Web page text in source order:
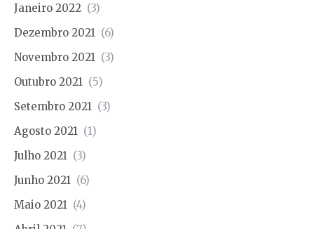
Janeiro 2022 (3)
Dezembro 2021 (6)
Novembro 2021 (3)
Outubro 2021 (5)
Setembro 2021 (3)
Agosto 2021 (1)
Julho 2021 (3)
Junho 2021 (6)
Maio 2021 (4)